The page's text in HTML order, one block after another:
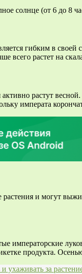
солнце (от 6 до 8
гибким в
всего растет на
активно растут
императа
и могут
императорские
продукта.
ухаживать за